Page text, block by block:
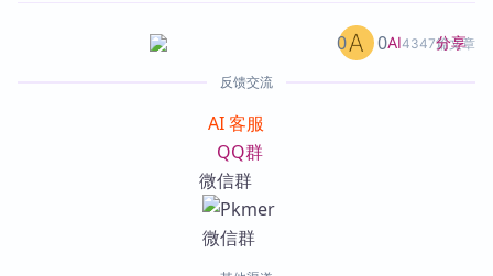
AI4347篇文章
0 0 分享
反馈交流
AI 客服
QQ群
微信群